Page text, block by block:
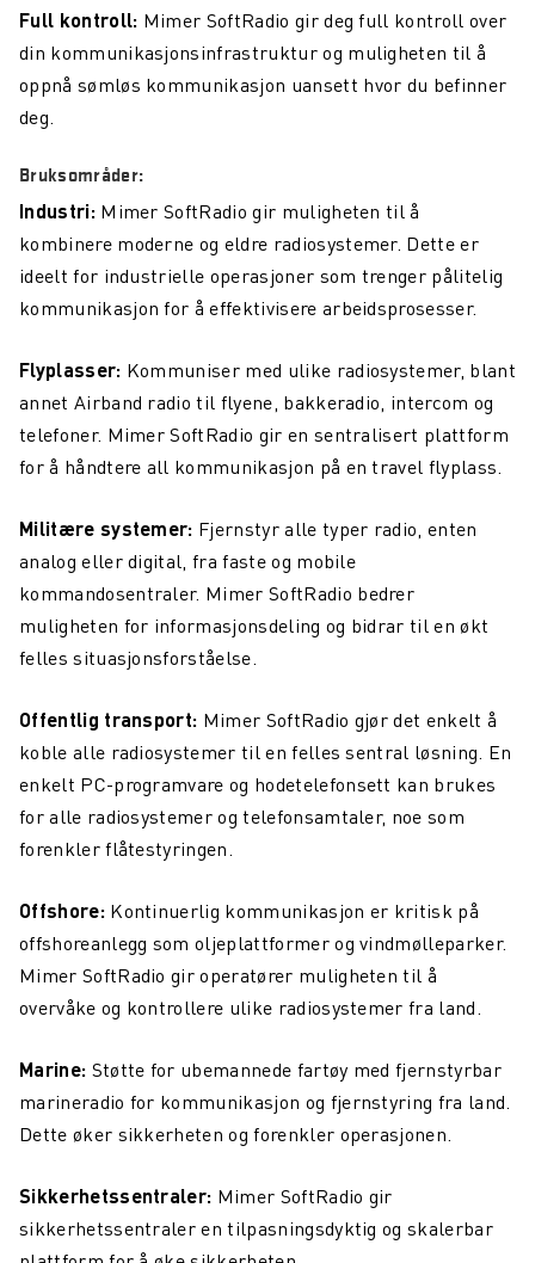
Full kontroll: Mimer SoftRadio gir deg full kontroll over
din kommunikasjonsinfrastruktur og muligheten til å
oppnå sømløs kommunikasjon uansett hvor du befinner
deg.
Bruksområder:
Industri:Mimer SoftRadio gir muligheten til å
kombinere moderne og eldre radiosystemer. Dette er
ideelt for industrielle operasjoner som trenger pålitelig
kommunikasjon for å effektivisere arbeidsprosesser.
Flyplasser: Kommuniser med ulike radiosystemer, blant
annet Airband radio til flyene, bakkeradio, intercom og
telefoner. Mimer SoftRadio gir en sentralisert plattform
for å håndtere all kommunikasjon på en travel flyplass.
Militære systemer: Fjernstyr alle typer radio, enten
analog eller digital, fra faste og mobile
kommandosentraler. Mimer SoftRadio bedrer
muligheten for informasjonsdeling og bidrar til en økt
felles situasjonsforståelse.
Offentlig transport: Mimer SoftRadio gjør det enkelt å
koble alle radiosystemer til en felles sentral løsning. En
enkelt PC-programvare og hodetelefonsett kan brukes
for alle radiosystemer og telefonsamtaler, noe som
forenkler flåtestyringen.
Offshore:Kontinuerlig kommunikasjon er kritisk på
offshoreanlegg som oljeplattformer og vindmølleparker.
Mimer SoftRadio gir operatører muligheten til å
overvåke og kontrollere ulike radiosystemer fra land.
Marine: Støtte for ubemannede fartøy med fjernstyrbar
marineradio for kommunikasjon og fjernstyring fra land.
Dette øker sikkerheten og forenkler operasjonen.
Sikkerhetssentraler: Mimer SoftRadio gir
sikkerhetssentraler en tilpasningsdyktig og skalerbar